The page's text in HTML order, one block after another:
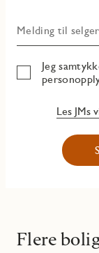
Melding til
Jeg
Les JMs
Flere